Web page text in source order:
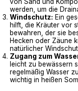
werden, um die
Windschutz: Ein
hilft, die Kräuter vor
bewahren, der sie
Hecken oder Zäune
natürlicher
Zugang zum
leicht zu bewässern
regelmäßig Wasser
wichtig in heißen